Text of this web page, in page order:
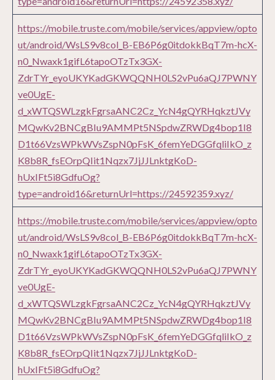
https://mobile.truste.com/mobile/services/appview/opto
ut/android/WsLS9v8col_B-EB6P6g0itdokkBqT7m-hcX-
n0_Nwaxk1gifL6tapoOTzTx3GX-
ZdrTYr_eyoUKYKadGKWQQNH0LS2vPu6aQJ7PWNY
ve0UgE-
d_xWTQSWLzgkFgrsaANC2Cz_YcN4gQYRHqkztJVy
MQwKv2BNCgBIu9AMMPt5NSpdwZRWDg4bop1I8
D1t66VzsWPkWVsZspN0pFsK_6femYeDGGfqliIkO_z
K8b8R_fsEOrpQIit1Nqzx7JjJJLnktgKoD-
hUxIFt5i8GdfuOg?
type=android16&returnUrl=https://24592359.xyz/
https://mobile.truste.com/mobile/services/appview/opto
ut/android/WsLS9v8col_B-EB6P6g0itdokkBqT7m-hcX-
n0_Nwaxk1gifL6tapoOTzTx3GX-
ZdrTYr_eyoUKYKadGKWQQNH0LS2vPu6aQJ7PWNY
ve0UgE-
d_xWTQSWLzgkFgrsaANC2Cz_YcN4gQYRHqkztJVy
MQwKv2BNCgBIu9AMMPt5NSpdwZRWDg4bop1I8
D1t66VzsWPkWVsZspN0pFsK_6femYeDGGfqliIkO_z
K8b8R_fsEOrpQIit1Nqzx7JjJJLnktgKoD-
hUxIFt5i8GdfuOg?